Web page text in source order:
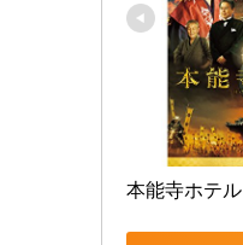
本能寺ホテル